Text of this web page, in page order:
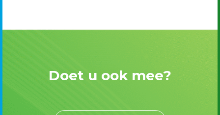
Doet u ook mee?